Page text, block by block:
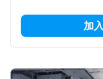
加